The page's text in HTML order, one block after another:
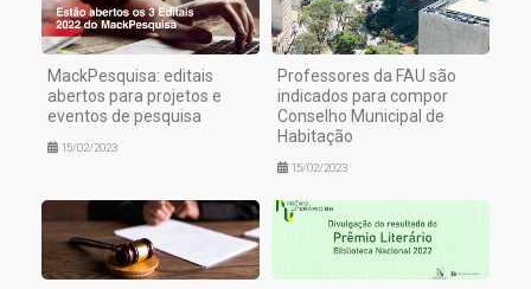
MackPesquisa: editais
abertos para projetos e
eventos de pesquisa
15/02/2023
Professores da FAU são
indicados para compor
Conselho Municipal de
Habitação
15/02/2023